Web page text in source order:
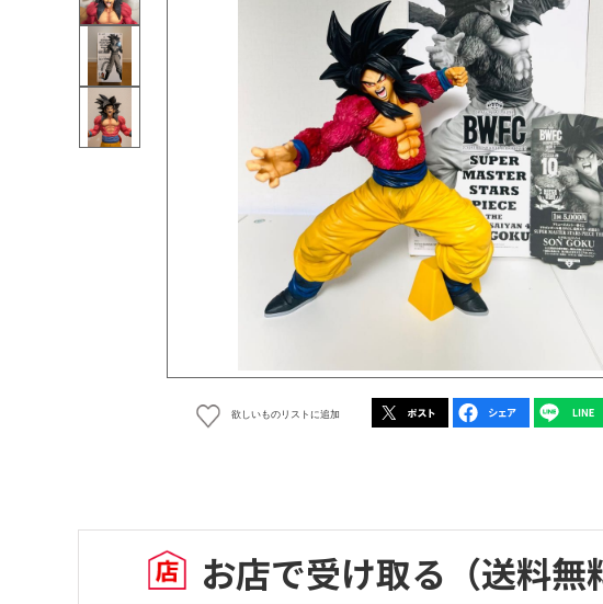
欲しいものリストに追加
お店で受け取る （送料無